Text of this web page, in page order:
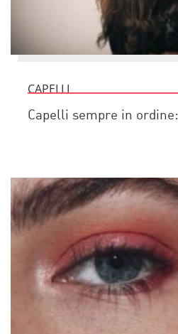
CAPELLI
Capelli sempre in